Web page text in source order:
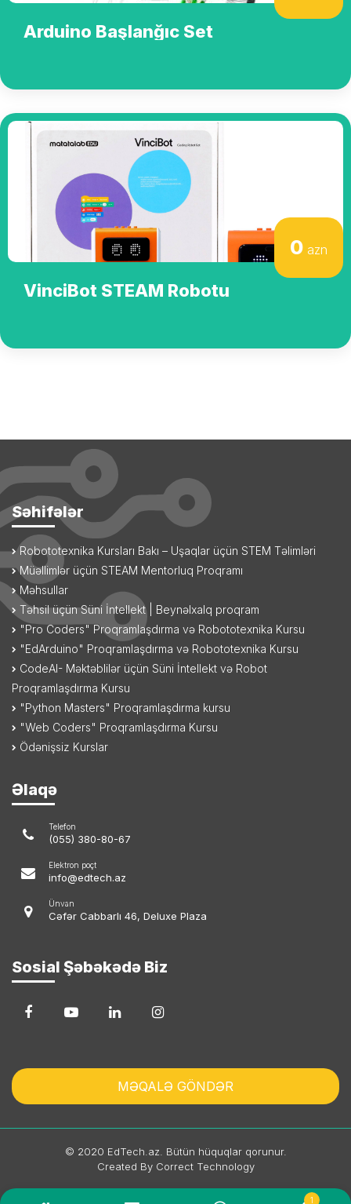
Arduino Başlanğıc Set
VinciBot STEAM Robotu
0 azn
Səhifələr
Robototexnika Kursları Bakı – Uşaqlar üçün STEM Təlimləri
Müəllimlər üçün STEAM Mentorluq Proqramı
Məhsullar
Təhsil üçün Süni İntellekt | Beynəlxalq proqram
"Pro Coders" Proqramlaşdırma və Robototexnika Kursu
"EdArduino" Proqramlaşdırma və Robototexnika Kursu
CodeAI- Məktəblilər üçün Süni İntellekt və Robot
Proqramlaşdırma Kursu
"Python Masters" Proqramlaşdırma kursu
"Web Coders" Proqramlaşdırma Kursu
Ödənişsiz Kurslar
Əlaqə
Telefon
(055) 380-80-67
Elektron poçt
info@edtech.az
Ünvan
Cəfər Cabbarlı 46, Deluxe Plaza
Sosial Şəbəkədə Biz
MƏQALƏ GÖNDƏR
© 2020 EdTech.az. Bütün hüquqlar qorunur.
Created By Correct Technology
1